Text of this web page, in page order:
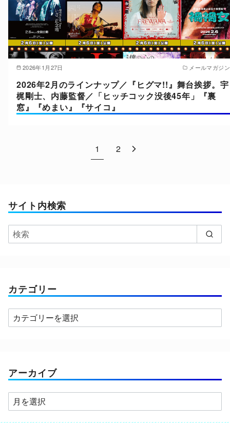
2026年1月27日 メールマガジン
2026年2月のラインナップ／『ヒグマ!!』舞台挨拶。宇
梶剛士、内藤監督／「ヒッチコック没後45年」『裏
窓』『めまい』『サイコ』
1 2
サイト内検索
カテゴリー
カ
テ
ー
アーカイブ
ア
ー